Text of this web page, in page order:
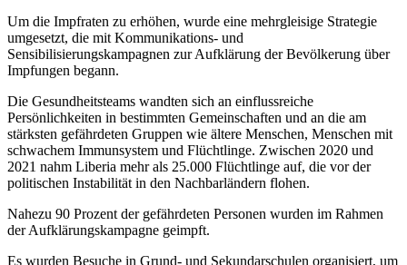
Um die Impfraten zu erhöhen, wurde eine mehrgleisige Strategie
umgesetzt, die mit Kommunikations- und
Sensibilisierungskampagnen zur Aufklärung der Bevölkerung über
Impfungen begann.
Die Gesundheitsteams wandten sich an einflussreiche
Persönlichkeiten in bestimmten Gemeinschaften und an die am
stärksten gefährdeten Gruppen wie ältere Menschen, Menschen mit
schwachem Immunsystem und Flüchtlinge. Zwischen 2020 und
2021 nahm Liberia mehr als 25.000 Flüchtlinge auf, die vor der
politischen Instabilität in den Nachbarländern flohen.
Nahezu 90 Prozent der gefährdeten Personen wurden im Rahmen
der Aufklärungskampagne geimpft.
Es wurden Besuche in Grund- und Sekundarschulen organisiert, um